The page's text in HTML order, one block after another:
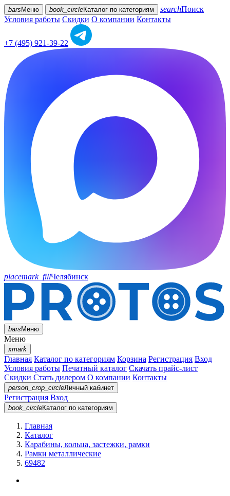
bars Меню book_circleКаталог по категориям searchПоиск
Условия работы Скидки О компании Контакты
+7 (495) 921-39-22
placemark_fillЧелябинск
barsМеню
Меню
xmark
Главная Каталог по категориям Корзина Регистрация Вход
Условия работы Печатный каталог Скачать прайс-лист
Скидки Стать дилером О компании Контакты
person_crop_circleЛичный кабинет
Регистрация Вход
book_circleКаталог по категориям
Главная
Каталог
Карабины, кольца, застежки, рамки
Рамки металлические
69482